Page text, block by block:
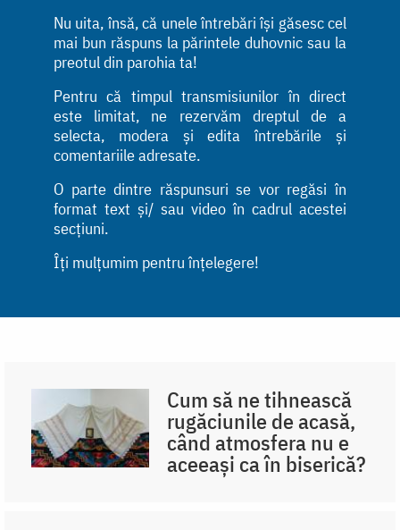
Nu uita, însă, că unele întrebări își găsesc cel
mai bun răspuns la părintele duhovnic sau la
preotul din parohia ta!
Pentru că timpul transmisiunilor în direct
este limitat, ne rezervăm dreptul de a
selecta, modera și edita întrebările și
comentariile adresate.
O parte dintre răspunsuri se vor regăsi în
format text și/ sau video în cadrul acestei
secțiuni.
Îți mulțumim pentru înțelegere!
Cum să ne tihnească
rugăciunile de acasă,
când atmosfera nu e
aceeași ca în biserică?